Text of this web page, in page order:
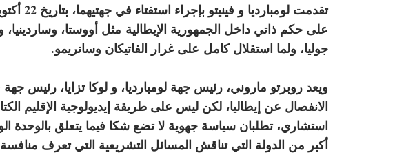
تقدمت
على حكم ذاتي داخل الجمهورية الإيطالية مثل أووستا، وساردينيا،
جوليا، ولما استقلال كامل على غرار الفاتيكان وسانريمو.
ويعد روبرتو ماروني، رئيس جهة لومبارديا، و لوكا تزايا، رئيس جهة
الانفصال عن إيطاليا، لكن ليس على طريقة إيديولوجية الإقليم
استشاري، تطلبان سياسة جهوية لا تضع شكا فيما يتعلق بالوحدة
أكبر من الدولة التي تناقش المسائل التشريعية التي تعرف